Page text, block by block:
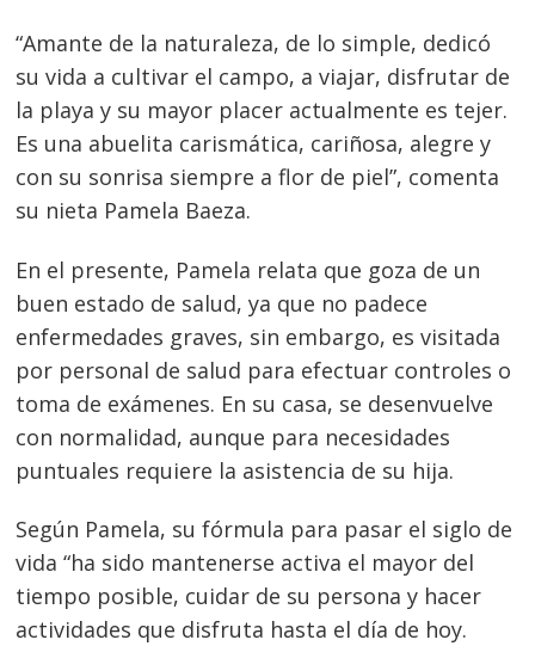
“Amante de la naturaleza, de lo simple, dedicó
su vida a cultivar el campo, a viajar, disfrutar de
la playa y su mayor placer actualmente es tejer.
Es una abuelita carismática, cariñosa, alegre y
con su sonrisa siempre a flor de piel”, comenta
su nieta Pamela Baeza.
En el presente, Pamela relata que goza de un
buen estado de salud, ya que no padece
enfermedades graves, sin embargo, es visitada
por personal de salud para efectuar controles o
toma de exámenes. En su casa, se desenvuelve
con normalidad, aunque para necesidades
puntuales requiere la asistencia de su hija.
Según Pamela, su fórmula para pasar el siglo de
vida “ha sido mantenerse activa el mayor del
tiempo posible, cuidar de su persona y hacer
actividades que disfruta hasta el día de hoy.
Navegación
de
entradas